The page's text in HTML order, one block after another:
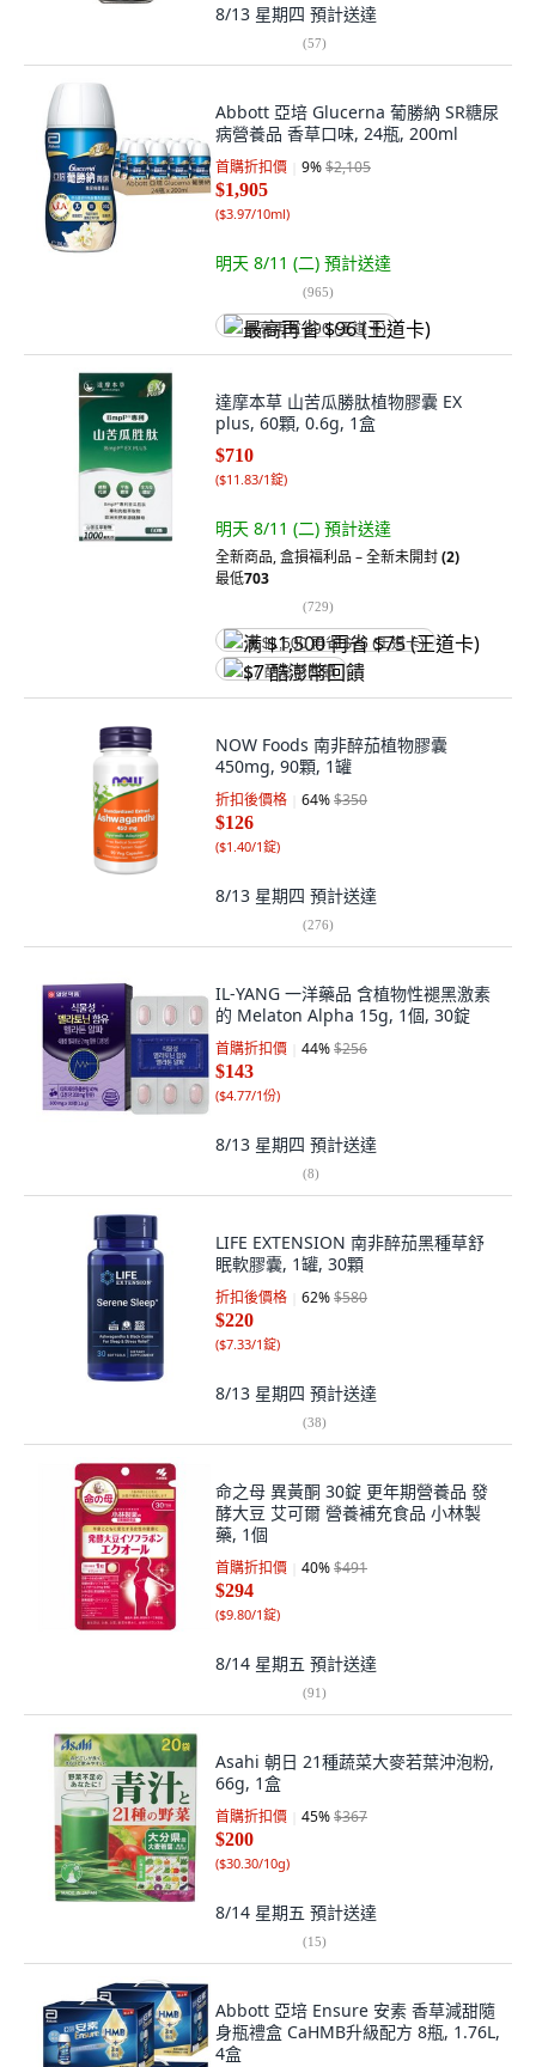
8/13 星期四 預計送達
(57)
Abbott 亞培 Glucerna 葡勝納 SR糖尿
病營養品 香草口味, 24瓶, 200ml
首購折扣價 9%$2,105
$1,905
($3.97/10ml)
明天 8/11 (二) 預計送達
(965)
最高再省 $96 (王道卡)
達摩本草 山苦瓜勝肽植物膠囊 EX
plus, 60顆, 0.6g, 1盒
$710
($11.83/1錠)
明天 8/11 (二) 預計送達
全新商品,盒損福利品 – 全新未開封(2)
最低703
(729)
满 $1,500 再省 $75 (王道卡)
$7 酷澎幣回饋
NOW Foods 南非醉茄植物膠囊
450mg, 90顆, 1罐
折扣後價格 64%$350
$126
($1.40/1錠)
8/13 星期四 預計送達
(276)
IL-YANG 一洋藥品 含植物性褪黑激素
的 Melaton Alpha 15g, 1個, 30錠
首購折扣價 44%$256
$143
($4.77/1份)
8/13 星期四 預計送達
(8)
LIFE EXTENSION 南非醉茄黑種草舒
眠軟膠囊, 1罐, 30顆
折扣後價格 62%$580
$220
($7.33/1錠)
8/13 星期四 預計送達
(38)
命之母 異黃酮 30錠 更年期營養品 發
酵大豆 艾可爾 營養補充食品 小林製
藥, 1個
首購折扣價 40%$491
$294
($9.80/1錠)
8/14 星期五 預計送達
(91)
Asahi 朝日 21種蔬菜大麥若葉沖泡粉,
66g, 1盒
首購折扣價 45%$367
$200
($30.30/10g)
8/14 星期五 預計送達
(15)
Abbott 亞培 Ensure 安素 香草減甜隨
身瓶禮盒 CaHMB升級配方 8瓶, 1.76L,
4盒